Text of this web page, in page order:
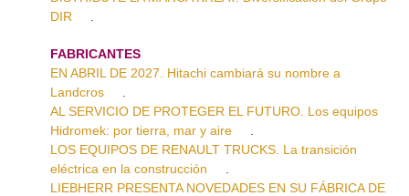
DIR
FABRICANTES
EN ABRIL DE 2027. Hitachi cambiará su nombre a
Landcros
AL SERVICIO DE PROTEGER EL FUTURO. Los equipos
Hidromek: por tierra, mar y aire
LOS EQUIPOS DE RENAULT TRUCKS. La transición
eléctrica en la construcción
LIEBHERR PRESENTA NOVEDADES EN SU FÁBRICA DE